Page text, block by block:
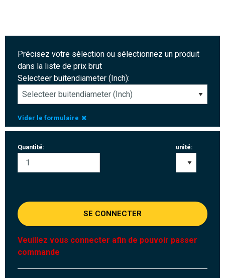
Précisez votre sélection ou sélectionnez un produit
dans la liste de prix brut
Selecteer buitendiameter (Inch):
Vider le formulaire
Quantité: unité:
SE CONNECTER
Veuillez vous connecter afin de pouvoir passer
commande